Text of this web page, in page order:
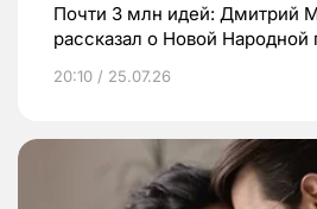
Почти 3 млн идей: Дмитрий
рассказал о Новой
20:10 / 25.07.26